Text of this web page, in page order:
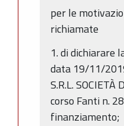
per le
richiamate
1. di dichiarare
data 19/11/
S.R.L.
corso Fanti n.
finanziamento;